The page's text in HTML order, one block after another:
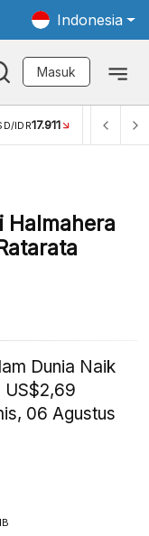
Indonesia
Masuk
IDR17.911 INFLASI
Halmahera
Dunia Naik
US$2,69
06 Agustus